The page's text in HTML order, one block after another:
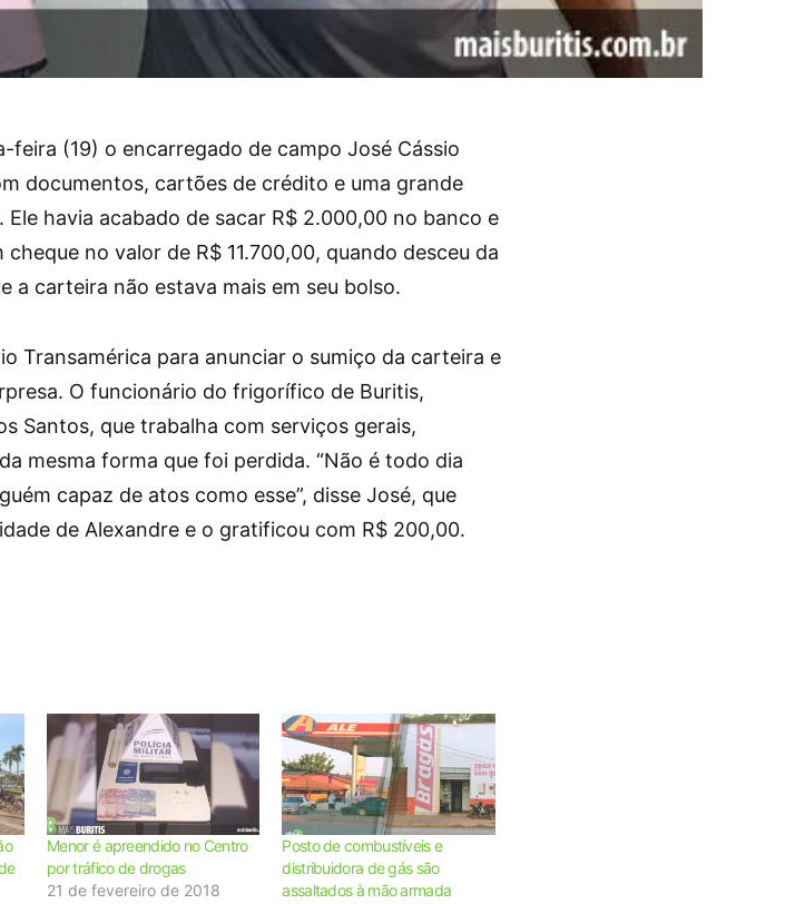
feira (19) o encarregado de campo José Cássio
documentos, cartões de crédito e uma grande
Ele havia acabado de sacar R$ 2.000,00 no banco e
no valor de R$ 11.700,00, quando desceu da
a carteira não estava mais em seu bolso.
Transamérica para anunciar o sumiço da carteira e
O funcionário do frigorífico de Buritis,
Santos, que trabalha com serviços gerais,
mesma forma que foi perdida. “Não é todo dia
capaz de atos como esse”, disse José, que
de Alexandre e o gratificou com R$ 200,00.
Menor é apreendido no Centro
por tráfico de drogas
21 de fevereiro de 2018
Posto de combustíveis e
distribuidora de gás são
assaltados à mão armada